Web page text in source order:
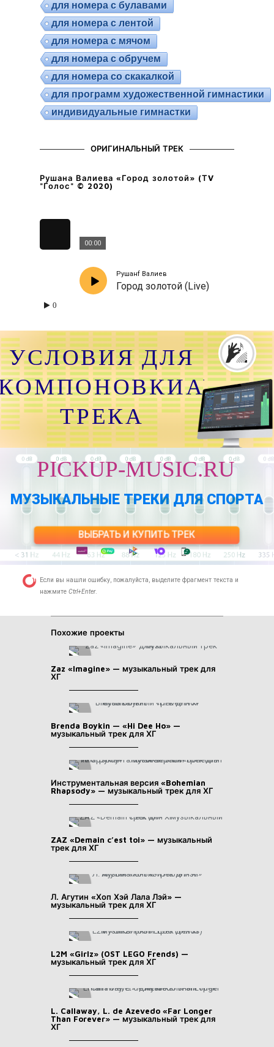
для номера с булавами
для номера с лентой
для номера с мячом
для номера с обручем
для номера со скакалкой
для программ художественной гимнастики
индивидуальные гимнастки
ОРИГИНАЛЬНЫЙ ТРЕК
Рушана Валиева «Город золотой» (ТV
"Голос" © 2020)
00:00
Рушанf Валиев
Город золотой (Live)
0
УСЛОВИЯ ДЛЯ
ТРЕКА
PICKUP-MUSIC.RU
МУЗЫКАЛЬНЫЕ ТРЕКИ ДЛЯ СПОРТА
ВЫБРАТЬ И КУПИТЬ ТРЕК
Если вы нашли ошибку, пожалуйста, выделите фрагмент текста и
нажмите Ctrl+Enter.
Похожие проекты
Zaz «Imagine» — музыкальный трек для
ХГ
Brenda Boykin — «Hi Dee Ho» —
музыкальный трек для ХГ
Инструментальная версия «Bohemian
Rhapsody» — музыкальный трек для ХГ
ZAZ «Demain c’est toi» — музыкальный
трек для ХГ
Л. Агутин «Хоп Хэй Лала Лэй» —
музыкальный трек для ХГ
L2M «Girlz» (OST LEGO Frends) —
музыкальный трек для ХГ
L. Callaway, L. de Azevedo «Far Longer
Than Forever» — музыкальный трек для
ХГ